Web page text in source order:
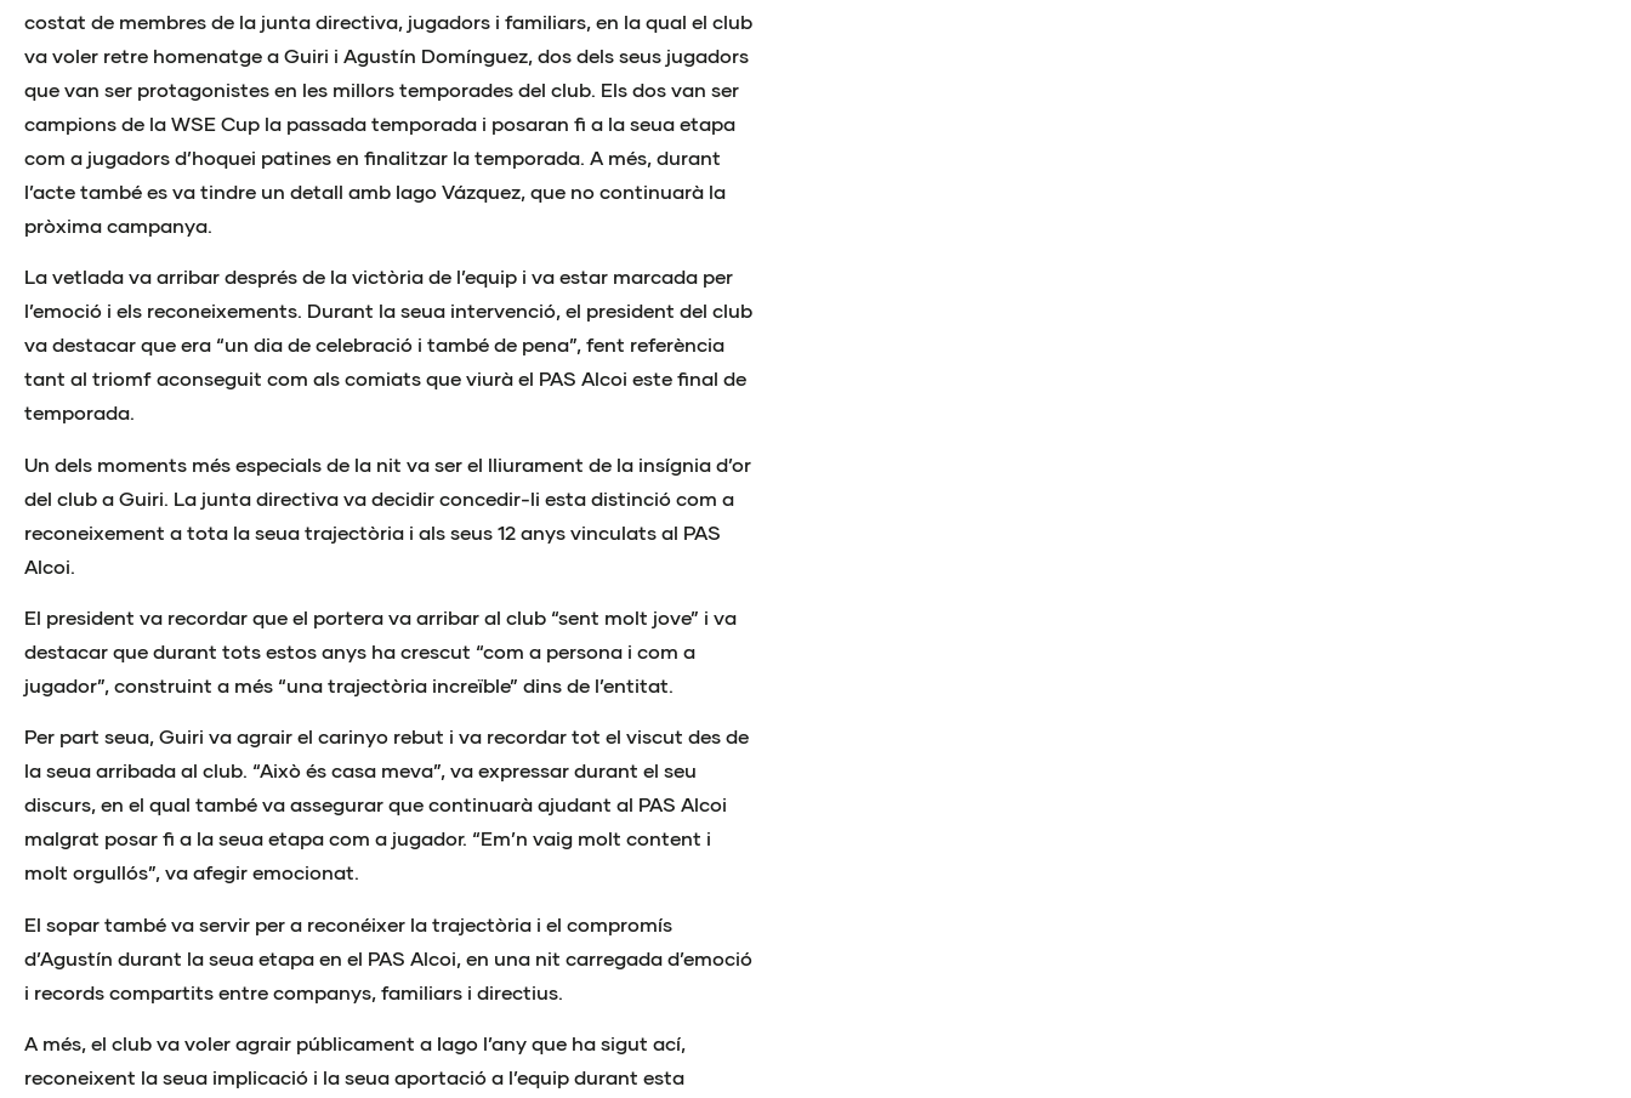
costat de membres de la junta directiva, jugadors i familiars, en la qual el club
va voler retre homenatge a Guiri i Agustín Domínguez, dos dels seus jugadors
que van ser protagonistes en les millors temporades del club. Els dos van ser
campions de la WSE Cup la passada temporada i posaran fi a la seua etapa
com a jugadors d’hoquei patines en finalitzar la temporada. A més, durant
l’acte també es va tindre un detall amb Iago Vázquez, que no continuarà la
pròxima campanya.
La vetlada va arribar després de la victòria de l’equip i va estar marcada per
l’emoció i els reconeixements. Durant la seua intervenció, el president del club
va destacar que era “un dia de celebració i també de pena”, fent referència
tant al triomf aconseguit com als comiats que viurà el PAS Alcoi este final de
temporada.
Un dels moments més especials de la nit va ser el lliurament de la insígnia d’or
del club a Guiri. La junta directiva va decidir concedir-li esta distinció com a
reconeixement a tota la seua trajectòria i als seus 12 anys vinculats al PAS
Alcoi.
El president va recordar que el portera va arribar al club “sent molt jove” i va
destacar que durant tots estos anys ha crescut “com a persona i com a
jugador”, construint a més “una trajectòria increïble” dins de l’entitat.
Per part seua, Guiri va agrair el carinyo rebut i va recordar tot el viscut des de
la seua arribada al club. “Això és casa meva”, va expressar durant el seu
discurs, en el qual també va assegurar que continuarà ajudant al PAS Alcoi
malgrat posar fi a la seua etapa com a jugador. “Em’n vaig molt content i
molt orgullós”, va afegir emocionat.
El sopar també va servir per a reconéixer la trajectòria i el compromís
d’Agustín durant la seua etapa en el PAS Alcoi, en una nit carregada d’emoció
i records compartits entre companys, familiars i directius.
A més, el club va voler agrair públicament a Iago l’any que ha sigut ací,
reconeixent la seua implicació i la seua aportació a l’equip durant esta